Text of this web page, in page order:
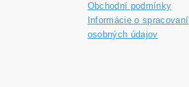
Obchodní podmínky
Informácie o spracovaní
osobných údajov